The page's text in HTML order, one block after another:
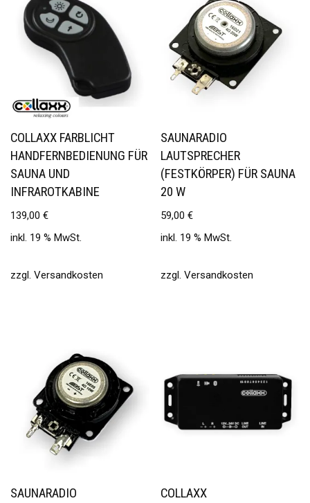
COLLAXX FARBLICHT
HANDFERNBEDIENUNG FÜR
SAUNA UND
INFRAROTKABINE
139,00 €
inkl. 19 % MwSt.
zzgl. Versandkosten
SAUNARADIO
LAUTSPRECHER
(FESTKÖRPER) FÜR SAUNA
20 W
59,00€
inkl. 19 % MwSt.
zzgl.Versandkosten
SAUNARADIO
COLLAXX